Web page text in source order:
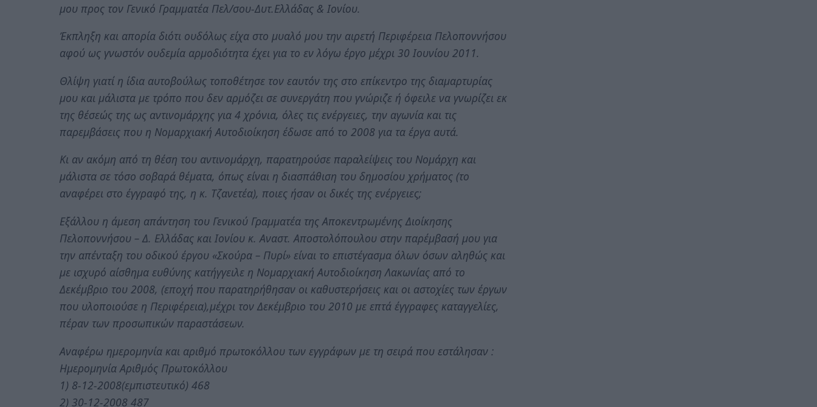
μου προς τον Γενικό Γραμματέα Πελ/σου-Δυτ.Ελλάδας & Ιονίου.
Έκπληξη και απορία διότι ουδόλως είχα στο μυαλό μου την αιρετή Περιφέρεια Πελοποννήσου
αφού ως γνωστόν ουδεμία αρμοδιότητα έχει για το εν λόγω έργο μέχρι 30 Ιουνίου 2011.
Θλίψη γιατί η ίδια αυτοβούλως τοποθέτησε τον εαυτόν της στο επίκεντρο της διαμαρτυρίας
μου και μάλιστα με τρόπο που δεν αρμόζει σε συνεργάτη που γνώριζε ή όφειλε να γνωρίζει εκ
της θέσεώς της ως αντινομάρχης για 4 χρόνια, όλες τις ενέργειες, την αγωνία και τις
παρεμβάσεις που η Νομαρχιακή Αυτοδιοίκηση έδωσε από το 2008 για τα έργα αυτά.
Κι αν ακόμη από τη θέση του αντινομάρχη, παρατηρούσε παραλείψεις του Νομάρχη και
μάλιστα σε τόσο σοβαρά θέματα, όπως είναι η διασπάθιση του δημοσίου χρήματος (το
αναφέρει στο έγγραφό της, η κ. Τζανετέα), ποιες ήσαν οι δικές της ενέργειες;
Εξάλλου η άμεση απάντηση του Γενικού Γραμματέα της Αποκεντρωμένης Διοίκησης
Πελοποννήσου – Δ. Ελλάδας και Ιονίου κ. Αναστ. Αποστολόπουλου στην παρέμβασή μου για
την απένταξη του οδικού έργου «Σκούρα – Πυρί» είναι το επιστέγασμα όλων όσων αληθώς και
με ισχυρό αίσθημα ευθύνης κατήγγειλε η Νομαρχιακή Αυτοδιοίκηση Λακωνίας από το
Δεκέμβριο του 2008, (εποχή που παρατηρήθησαν οι καθυστερήσεις και οι αστοχίες των έργων
που υλοποιούσε η Περιφέρεια),μέχρι τον Δεκέμβριο του 2010 με επτά έγγραφες καταγγελίες,
πέραν των προσωπικών παραστάσεων.
Αναφέρω ημερομηνία και αριθμό πρωτοκόλλου των εγγράφων με τη σειρά που εστάλησαν :
Ημερομηνία Αριθμός Πρωτοκόλλου
1) 8-12-2008(εμπιστευτικό) 468
2) 30-12-2008 487